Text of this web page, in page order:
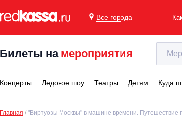
Все города
Билеты на мероприятия
Концерты Ледовое шоу Театры Детям Куда
Главная "Виртуозы Москвы" в машине времени. Путешествие